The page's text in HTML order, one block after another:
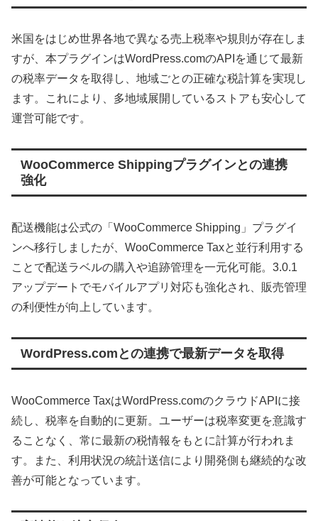
米国をはじめ世界各地で異なる売上税率や規則が存在しま
すが、本プラグインはWordPress.comのAPIを通じて最新
の税率データを取得し、地域ごとの正確な税計算を実現し
ます。これにより、多地域展開しているストアも安心して
運営可能です。
WooCommerce Shippingプラグインとの連携
強化
配送機能は公式の「WooCommerce Shipping」プラグイ
ンへ移行しましたが、WooCommerce Taxと並行利用する
ことで配送ラベルの購入や追跡管理を一元化可能。3.0.1
アップデートでモバイルアプリ対応も強化され、販売管理
の利便性が向上しています。
WordPress.comとの連携で最新データを取得
WooCommerce TaxはWordPress.comのクラウドAPIに接
続し、税率を自動的に更新。ユーザーは税率変更を意識す
ることなく、常に最新の税情報をもとに計算が行われま
す。また、利用状況の統計送信により開発側も継続的な改
善が可能となっています。